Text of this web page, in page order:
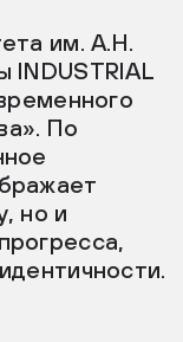
им. А.Н.
INDUSTRIAL
По
но и